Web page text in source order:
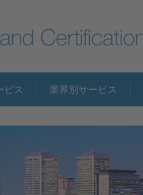
ビス 業界別サービス